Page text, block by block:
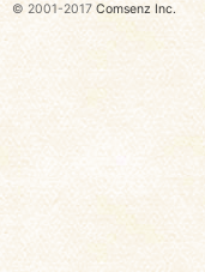
© 2001-2017 Comsenz Inc.